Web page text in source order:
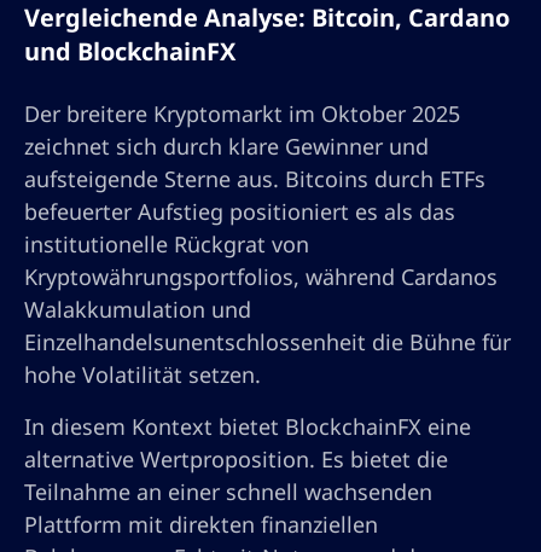
Vergleichende Analyse: Bitcoin, Cardano
und BlockchainFX
Der breitere Kryptomarkt im Oktober 2025
zeichnet sich durch klare Gewinner und
aufsteigende Sterne aus. Bitcoins durch ETFs
befeuerter Aufstieg positioniert es als das
institutionelle Rückgrat von
Kryptowährungsportfolios, während Cardanos
Walakkumulation und
Einzelhandelsunentschlossenheit die Bühne für
hohe Volatilität setzen.
In diesem Kontext bietet BlockchainFX eine
alternative Wertproposition. Es bietet die
Teilnahme an einer schnell wachsenden
Plattform mit direkten finanziellen